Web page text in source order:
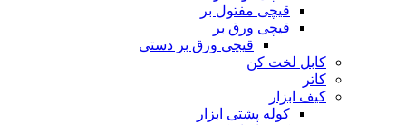
قیچی مفتول بر
قیچی ورق بر
قیچی ورق بر دستی
کابل لخت کن
کاتر
کیف ابزار
کوله پشتی ابزار